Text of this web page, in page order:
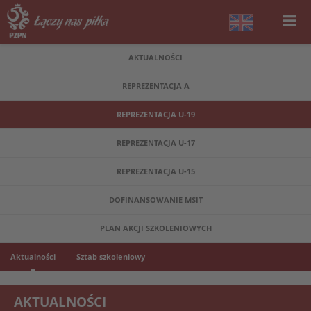
AKTUALNOŚCI
REPREZENTACJA A
REPREZENTACJA U-19
REPREZENTACJA U-17
REPREZENTACJA U-15
DOFINANSOWANIE MSIT
PLAN AKCJI SZKOLENIOWYCH
Aktualności Sztab szkoleniowy
AKTUALNOŚCI